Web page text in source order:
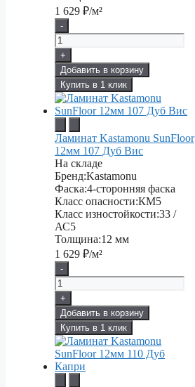
1 629 ₽/м²
-
+
Добавить в корзину
Купить в 1 клик
Ламинат Kastamonu SunFloor
12мм 107 Дуб Вис
На складе
Бренд:Kastamonu
Фаска:4-сторонняя фаска
Класс опасности:КМ5
Класс изностойкости:33 /
АС5
Толщина:12 мм
1 629 ₽/м²
-
+
Добавить в корзину
Купить в 1 клик